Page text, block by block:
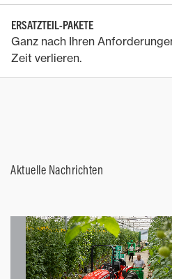
ERSATZTEIL-PAKETE
Ganz nach Ihren
Zeit verlieren.
Aktuelle Nachrichten